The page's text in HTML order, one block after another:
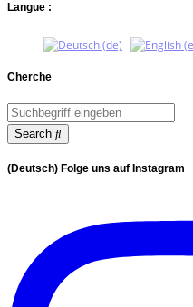
Langue :
Cherche
Search
(Deutsch) Folge uns auf Instagram